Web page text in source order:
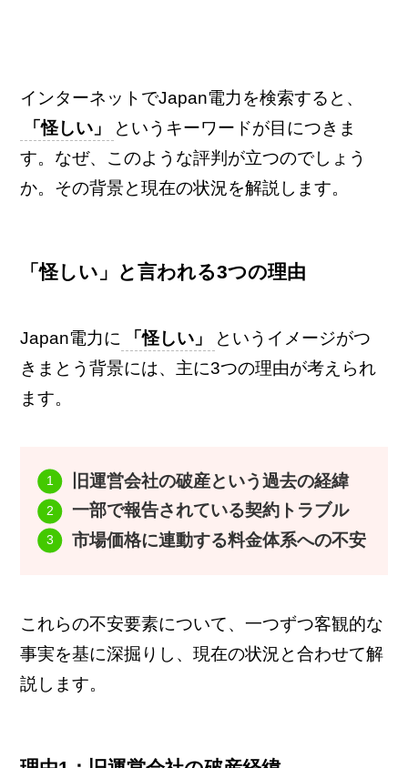
インターネットでJapan電力を検索すると、
「怪しい」
というキーワードが目につきま
す。なぜ、このような評判が立つのでしょう
か。その背景と現在の状況を解説します。
「怪しい」と言われる3つの理由
Japan電力に 「怪しい」
というイメージがつ
きまとう背景には、主に3つの理由が考えられ
ます。
旧運営会社の破産という過去の経緯
一部で報告されている契約トラブル
市場価格に連動する料金体系への不安
これらの不安要素について、一つずつ客観的な
事実を基に深掘りし、現在の状況と合わせて解
説します。